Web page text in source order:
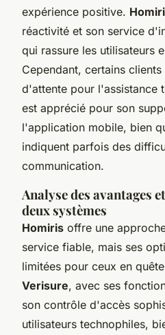
expérience positive.
réactivité et son service
qui rassure les utilisateurs
Cependant, certains
d'attente pour l'assistance
est apprécié pour son
l'application mobile, bien
indiquent parfois des
communication.
Analyse des avantages
deux systèmes
Homiris offre une
service fiable, mais ses
limitées pour ceux en
Verisure, avec ses
son contrôle d'accès
utilisateurs technophiles,